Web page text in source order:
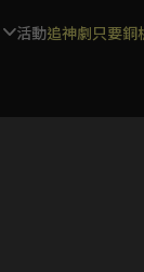
活動追神劇只要銅